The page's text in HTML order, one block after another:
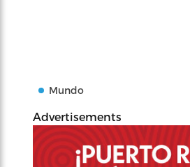
Mundo
Advertisements